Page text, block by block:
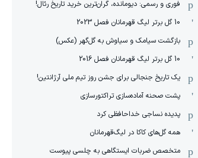
فوری و رسمی: دیومانده، گران‌ترین خرید تاریخ رئال!
10 گل برتر لیگ قهرمانان فصل 2023
بازگشت سیامک و سیاوش به گل‌گهر (عکس)
10 گل برتر لیگ قهرمانان فصل 2016
یک تاریخ جنجالی برای جشن روز تیم ملی آرژانتین!
پشت صحنه آماده‌سازی تراکتورسازی
پدیده نساجی خداحافظی کرد
همه گل‌های کاکا در لیگ‌قهرمانان
متخصص ضربات ایستگاهی به چلسی پیوست